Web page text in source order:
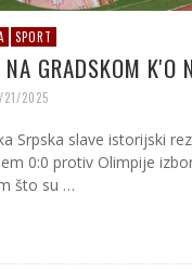
SPORT
NA GRADSKOM K'O
21/2025
Srpska slave istorijski
0:0 protiv Olimpije
što su …